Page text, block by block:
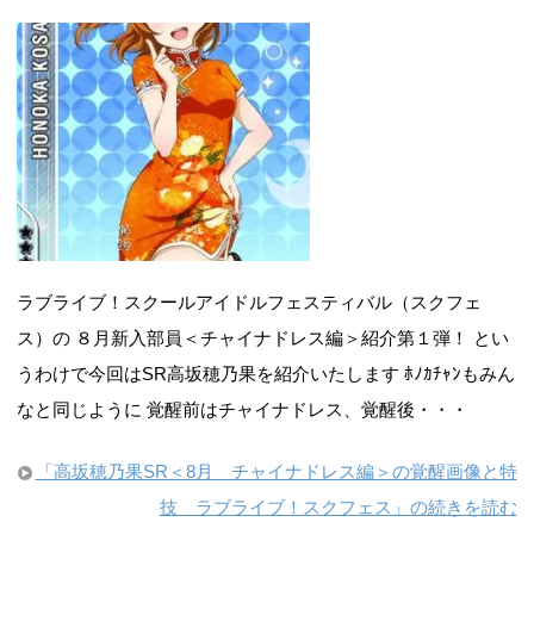
ラブライブ！スクールアイドルフェスティバル（スクフェ
ス）の ８月新入部員＜チャイナドレス編＞紹介第１弾！ とい
うわけで今回はSR高坂穂乃果を紹介いたします ﾎﾉｶﾁｬﾝもみん
なと同じように 覚醒前はチャイナドレス、覚醒後・・・
「高坂穂乃果SR＜8月 チャイナドレス編＞の覚醒画像と特
技 ラブライブ！スクフェス」の続きを読む